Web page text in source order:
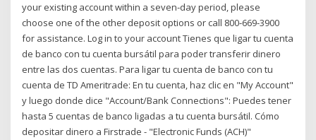
your existing account within a seven‑day period, please
choose one of the other deposit options or call 800‑669‑3900
for assistance. Log in to your account Tienes que ligar tu cuenta
de banco con tu cuenta bursátil para poder transferir dinero
entre las dos cuentas. Para ligar tu cuenta de banco con tu
cuenta de TD Ameritrade: En tu cuenta, haz clic en "My Account"
y luego donde dice "Account/Bank Connections": Puedes tener
hasta 5 cuentas de banco ligadas a tu cuenta bursátil. Cómo
depositar dinero a Firstrade - "Electronic Funds (ACH)"